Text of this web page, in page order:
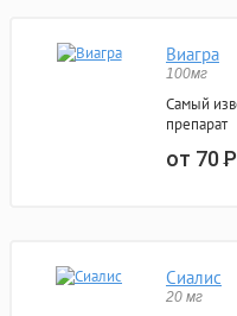
Виагра
100мг
Самый
препарат
от 70Р
Сиалис
20 мг